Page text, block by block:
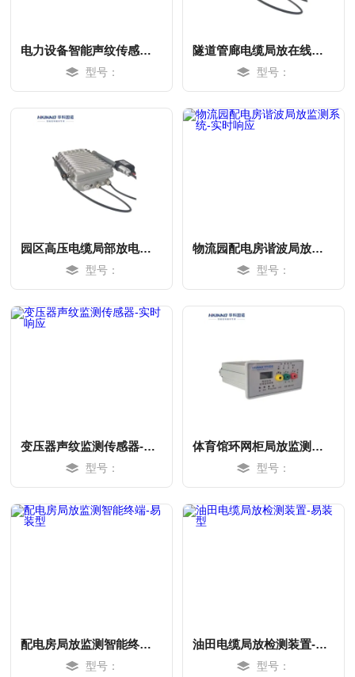
电力设备智能声纹传感器-实时响应
型号：
隧道管廊电缆局放在线监测-实时响应
型号：
园区高压电缆局部放电在线监测系统-微耗
型号：
物流园配电房谐波局放监测系统-实时响应
型号：
变压器声纹监测传感器-实时响应
型号：
体育馆环网柜局放监测方案-实时响应
型号：
配电房局放监测智能终端-易装型
型号：
油田电缆局放检测装置-易装型
型号：